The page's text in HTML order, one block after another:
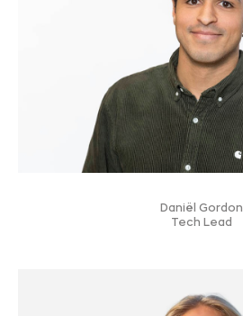
Daniël Gordon
Tech Lead